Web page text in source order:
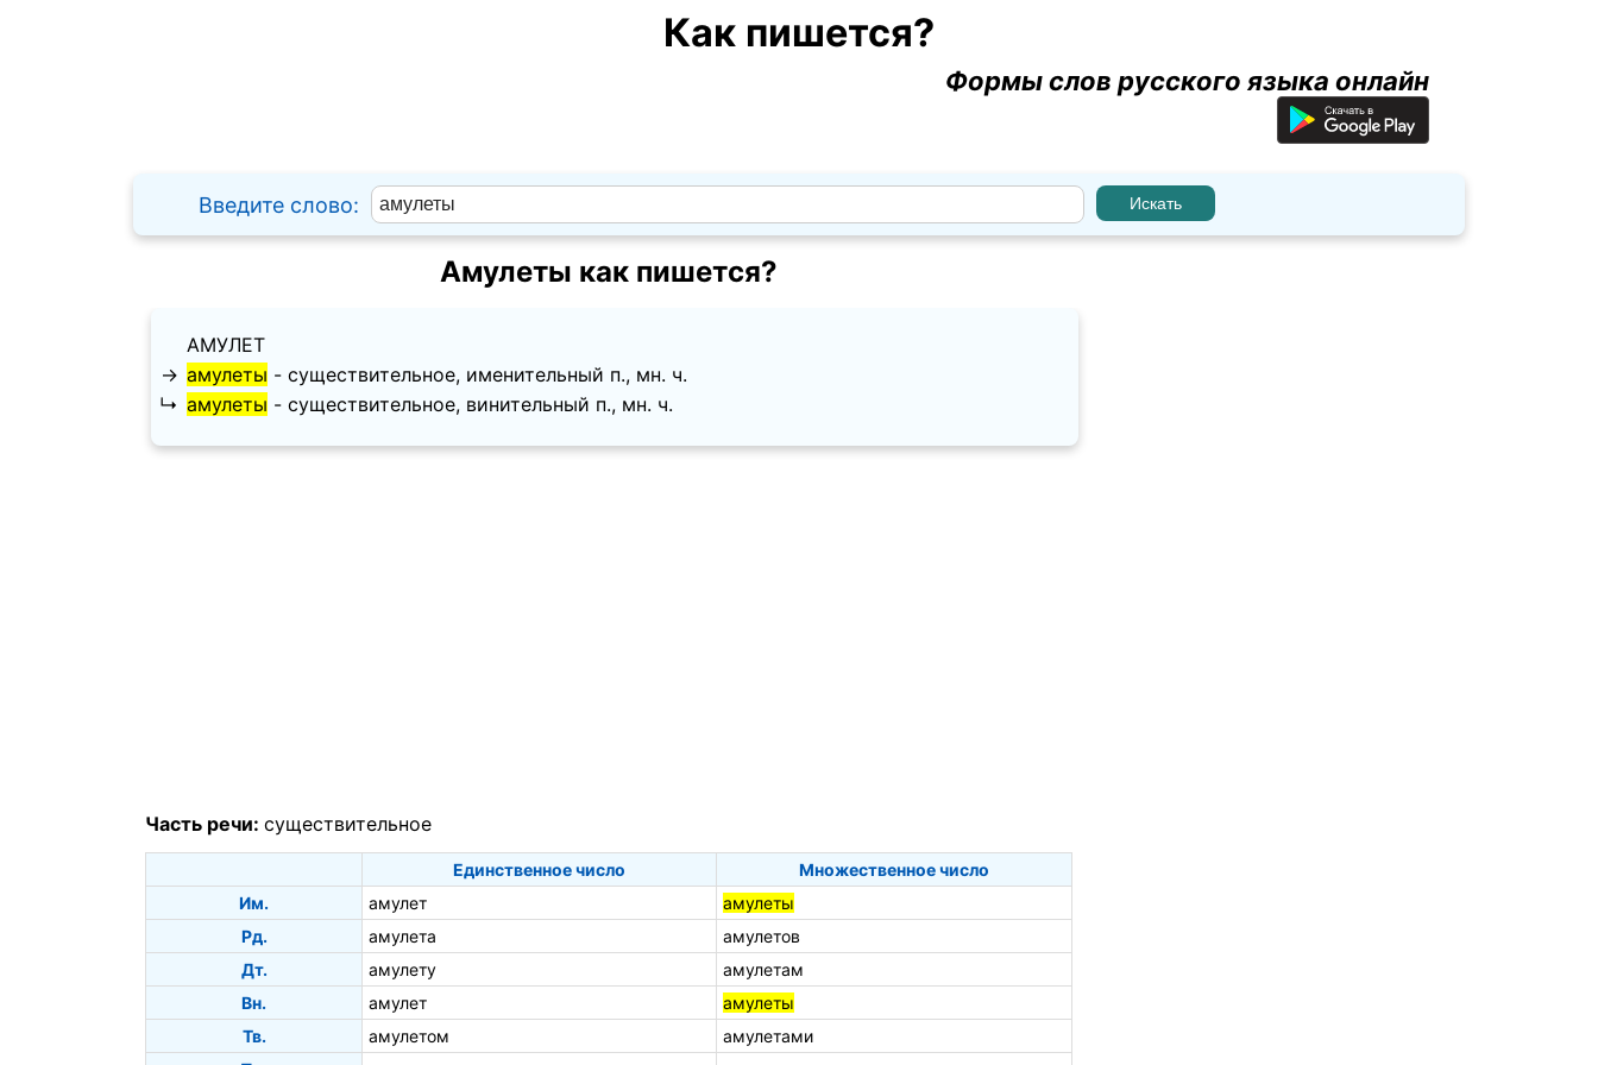
Как пишется?
Формы слов русского языка онлайн
Введите слово:
Амулеты как пишется?
АМУЛЕТ
→ амулеты - существительное, именительный п., мн. ч.
↳ амулеты - существительное, винительный п., мн. ч.
Часть речи: существительное
Единственное число
Множественное число
Им.
амулет
амулеты
Рд.
амулета
амулетов
Дт.
амулету
амулетам
Вн.
амулет
амулеты
Тв.
амулетом
амулетами